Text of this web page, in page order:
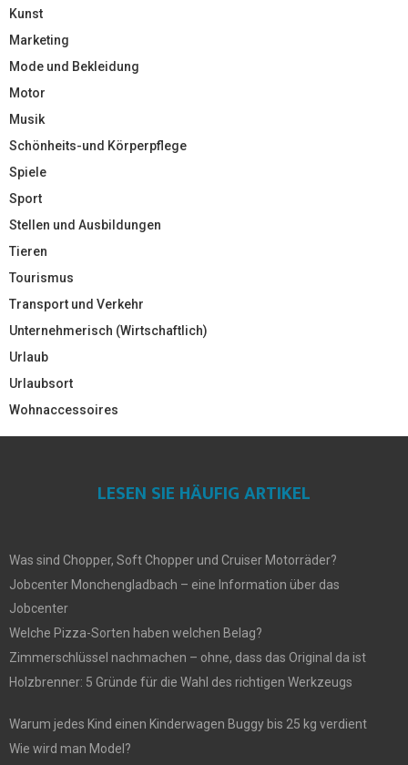
Kunst
Marketing
Mode und Bekleidung
Motor
Musik
Schönheits-und Körperpflege
Spiele
Sport
Stellen und Ausbildungen
Tieren
Tourismus
Transport und Verkehr
Unternehmerisch (Wirtschaftlich)
Urlaub
Urlaubsort
Wohnaccessoires
LESEN SIE HÄUFIG ARTIKEL
Was sind Chopper, Soft Chopper und Cruiser Motorräder?
Jobcenter Monchengladbach – eine Information über das
Jobcenter
Welche Pizza-Sorten haben welchen Belag?
Zimmerschlüssel nachmachen – ohne, dass das Original da ist
Holzbrenner: 5 Gründe für die Wahl des richtigen Werkzeugs
Warum jedes Kind einen Kinderwagen Buggy bis 25 kg verdient
Wie wird man Model?